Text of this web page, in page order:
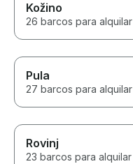
Kožino
26 barcos para alquilar
Pula
27 barcos para alquilar
Rovinj
23 barcos para alquilar